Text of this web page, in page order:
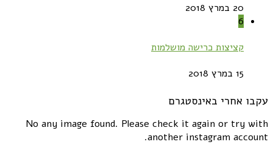
20 במרץ 2018
6
קציצות כרישה מושלמות
15 במרץ 2018
עקבו אחרי באינסטגרם
No any image found. Please check it again or try with
another instagram account.